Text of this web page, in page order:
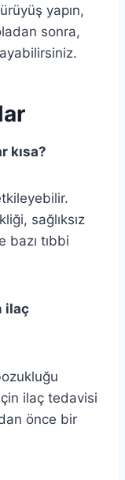
yapın,
sonra,
kısa?
sağlıksız
bazı tıbbi
ilaç
ilaç tedavisi
önce bir